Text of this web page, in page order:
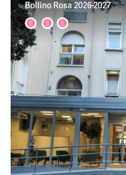
FAQ
CHI SIAMO
Bollino Rosa 2026-2027